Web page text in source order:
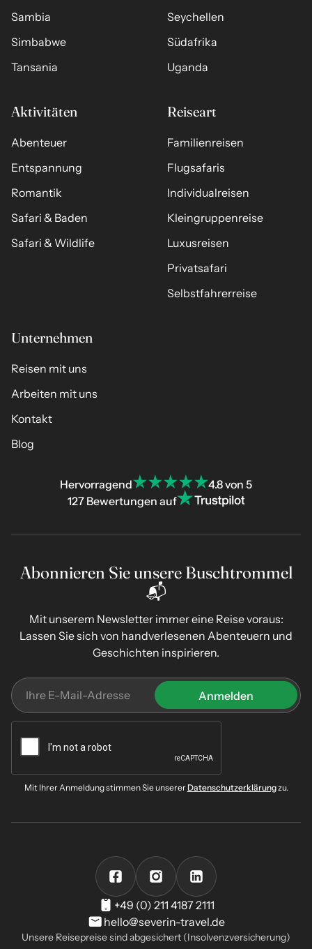
Sambia
Seychellen
Simbabwe
Südafrika
Tansania
Uganda
Aktivitäten
Abenteuer
Entspannung
Romantik
Safari & Baden
Safari & Wildlife
Reiseart
Familienreisen
Flugsafaris
Individualreisen
Kleingruppenreise
Luxusreisen
Privatsafari
Selbstfahrerreise
Unternehmen
Reisen mit uns
Arbeiten mit uns
Kontakt
Blog
Hervorragend
4.8 von 5
127 Bewertungen auf
Abonnieren Sie unsere Buschtrommel
📬
Mit unserem Newsletter immer eine Reise voraus:
Lassen Sie sich von handverlesenen Abenteuern und
Geschichten inspirieren.
Mit Ihrer Anmeldung stimmen Sie unsererDatenschutzerklärungzu.
+49 (0) 211 4187 2111
hello@severin-travel.de
Unsere Reisepreise sind abgesichert (Insolvenzversicherung)